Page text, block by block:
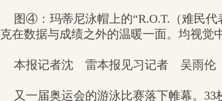
图④：玛蒂尼泳帽上的“R.O.T.（难民代
克在数据与成绩之外的温暖一面。均视觉
本报记者沈 雷本报见习记者 吴雨伦
又一届奥运会的游泳比赛落下帷幕。